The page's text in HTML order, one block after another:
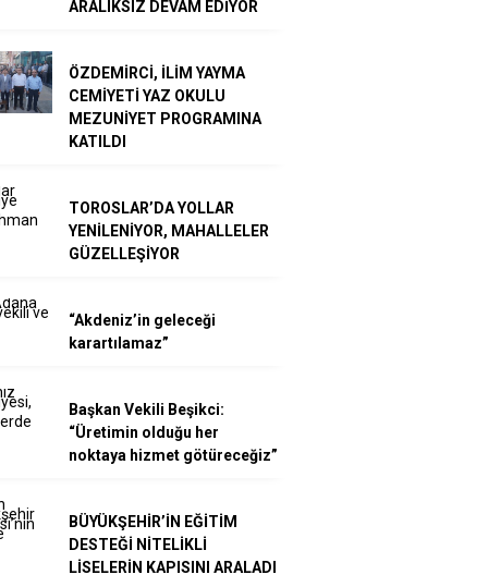
ARALIKSIZ DEVAM EDİYOR
ÖZDEMİRCİ, İLİM YAYMA
CEMİYETİ YAZ OKULU
MEZUNİYET PROGRAMINA
KATILDI
TOROSLAR’DA YOLLAR
YENİLENİYOR, MAHALLELER
GÜZELLEŞİYOR
“Akdeniz’in geleceği
karartılamaz”
Başkan Vekili Beşikci:
“Üretimin olduğu her
noktaya hizmet götüreceğiz”
BÜYÜKŞEHİR’İN EĞİTİM
DESTEĞİ NİTELİKLİ
LİSELERİN KAPISINI ARALADI